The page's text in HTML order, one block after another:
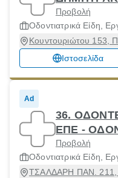
Προβολή
Οδοντιατρικά Είδη,
Κουντουριώτου 153,
Ιστοσελίδα
Ad
36.
ΕΠΕ -
Προβολή
Οδοντιατρικά Είδη,
ΤΣΑΛΔΑΡΗ ΠΑΝ. 211,